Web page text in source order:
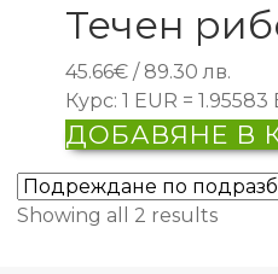
Течен
45.66€ / 89.30 лв.
Курс: 1 EUR = 1.95583
ДОБАВЯНЕ В
Showing all 2 results